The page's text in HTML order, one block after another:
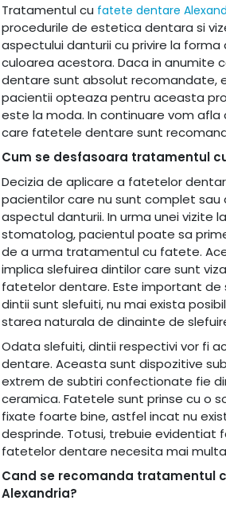
Tratamentul cu fatete dentare
procedurile de estetica dentara si
aspectului danturii cu privire la forma
culoarea acestora. Daca in anumite
dentare sunt absolut recomandate,
pacientii opteaza pentru aceasta
este la moda. In continuare vom afla
care fatetele dentare sunt
Cum se desfasoara tratamentul
Decizia de aplicare a fatetelor
pacientilor care nu sunt complet
aspectul danturii. In urma unei vizite
stomatolog, pacientul poate sa
de a urma tratamentul cu fatete.
implica slefuirea dintilor care sunt
fatetelor dentare. Este important de
dintii sunt slefuiti, nu mai exista
starea naturala de dinainte de
Odata slefuiti, dintii respectivi vor fi
dentare. Aceasta sunt dispozitive
extrem de subtiri confectionate fie
ceramica. Fatetele sunt prinse cu o
fixate foarte bine, astfel incat nu
desprinde. Totusi, trebuie evidentiat
fatetelor dentare necesita mai
Cand se recomanda tratamentul
Alexandria?